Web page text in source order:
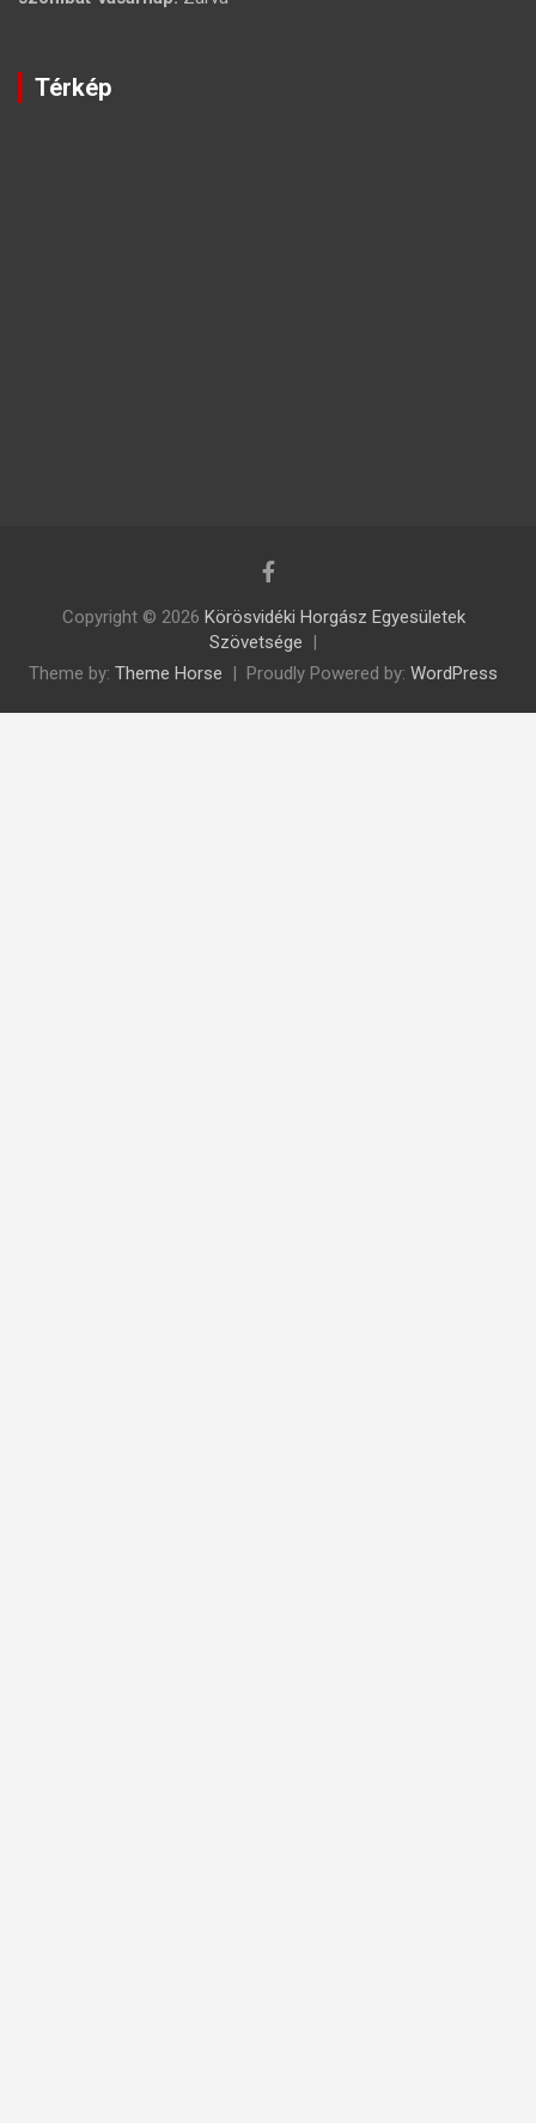
Térkép
Copyright © 2026 Körösvidéki Horgász Egyesületek
Szövetsége
Theme by: Theme Horse Proudly Powered by: WordPress